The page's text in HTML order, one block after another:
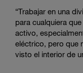
“Trabajar en una
para cualquiera
activo,
eléctrico, pero que
visto el interior de